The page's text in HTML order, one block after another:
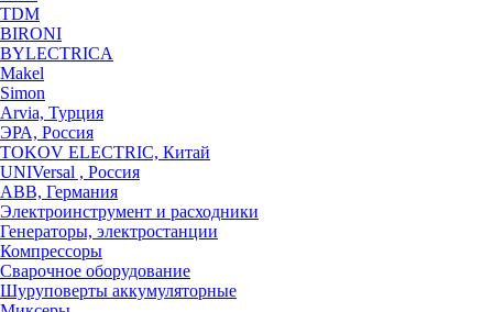
TDM
BIRONI
BYLECTRICA
Makel
Simon
Arvia, Турция
ЭРА, Россия
TOKOV ELECTRIC, Китай
UNIVersal , Россия
ABB, Германия
Электроинструмент и расходники
Генераторы, электростанции
Компрессоры
Сварочное оборудование
Шуруповерты аккумуляторные